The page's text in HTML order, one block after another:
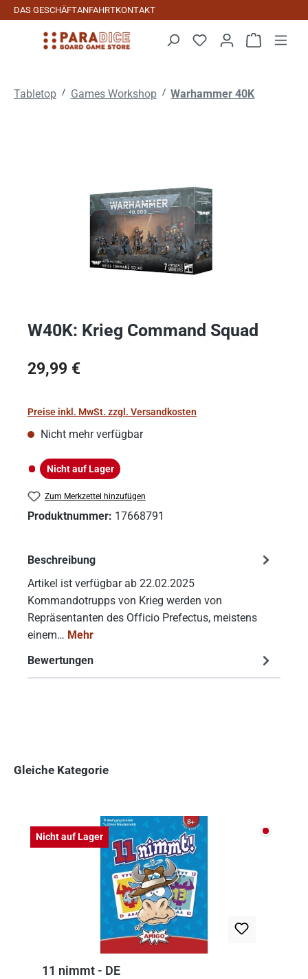
Zum Hauptinhalt springen
DAS GESCHÄFTANFAHRTKONTAKT
Tabletop / Games Workshop / Warhammer 40K
W40K: Krieg Command Squad
Regulärer Preis:
29,99 €
Preise inkl. MwSt. zzgl. Versandkosten
Nicht mehr verfügbar
Nicht auf Lager
Nicht auf Lager
Zum Merkzettel hinzufügen
Produktnummer: 17668791
Beschreibung
Artikel ist verfügbar ab 22.02.2025
Kommandotrupps von Krieg werden von
Repräsentanten des Officio Prefectus, meistens
einem… Mehr
Bewertungen
Gleiche Kategorie
Nicht auf Lager Nicht
11 nimmt - DE